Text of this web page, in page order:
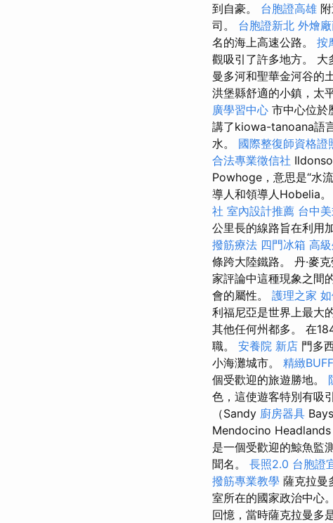
到自豪。 台胞證高雄
司。 台胞證新北 外燴
名的海上高速公路。 按
觀吸引了許多地方。 大
曼多河和聖華金河谷的
洪堡縣舒適的小鎮，太
廣學習中心 市中心位於
講了kiowa-tanoana語
水。 國際整復師資格證
合法專業徵信社
Powhoge，意思是“水
導人和領導人Hobelia
社 室內設計推薦 台中
公里長的線路旨在利用
撥筋療法 四門冰箱 高
條跨大陸鐵路。 丹·麥
家評論中這種現象之間
會的屬性。 護理之家
利福尼亞是世界上最大
其他任何州都多。 在
職。 安養院 新店 門多
小海灘城市。 精緻
個受歡迎的旅遊勝地。
色，這使遊客特別有吸
（Sandy 廚房器具
Mendocino Headlands
是一個受歡迎的鯨魚監
聞名。 長照2.0 台胞證
撥筋專業教學 薩克拉曼
室所在的國家政治中心。
回憶，當時薩克拉曼多